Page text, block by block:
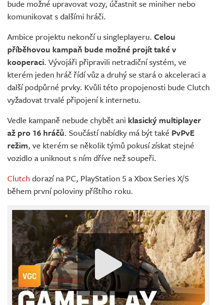
bude možné upravovat vozy, účastnit se miniher nebo
komunikovat s dalšími hráči.
Ambice projektu nekončí u singleplayeru. Celou
příběhovou kampaň bude možné projít také v
kooperaci. Vývojáři připravili netradiční systém, ve
kterém jeden hráč řídí vůz a druhý se stará o akceleraci a
další podpůrné prvky. Kvůli této propojenosti bude Clutch
vyžadovat trvalé připojení k internetu.
Vedle kampaně nebude chybět ani klasický multiplayer
až pro 16 hráčů. Součástí nabídky má být také PvPvE
režim, ve kterém se několik týmů pokusí získat stejné
vozidlo a uniknout s ním dříve než soupeři.
Clutch dorazí na PC, PlayStation 5 a Xbox Series X/S
během první poloviny příštího roku.